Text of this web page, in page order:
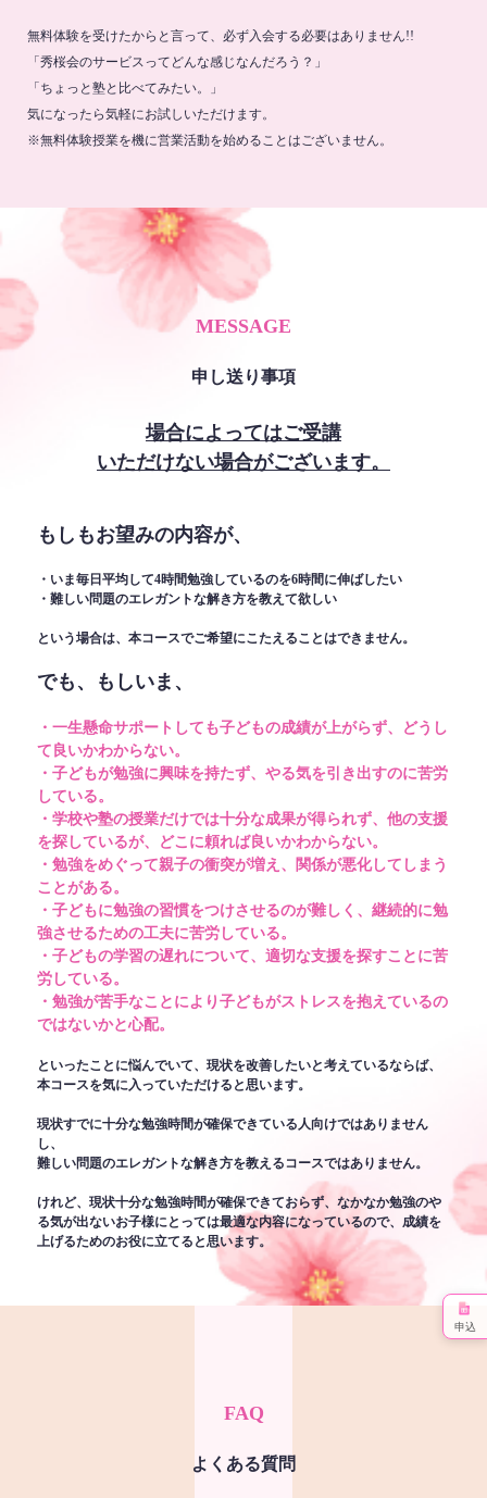
無料体験を受けたからと言って、必ず入会する必要はありません!!
「秀桜会のサービスってどんな感じなんだろう？」
「ちょっと塾と比べてみたい。」
気になったら気軽にお試しいただけます。
※無料体験授業を機に営業活動を始めることはございません。
MESSAGE
申し送り事項
場合によってはご受講
いただけない場合がございます。
もしもお望みの内容が、
・いま毎日平均して4時間勉強しているのを6時間に伸ばしたい
・難しい問題のエレガントな解き方を教えて欲しい
という場合は、本コースでご希望にこたえることはできません。
でも、もしいま、
・一生懸命サポートしても子どもの成績が上がらず、どうし
て良いかわからない。
・子どもが勉強に興味を持たず、やる気を引き出すのに苦労
している。
・学校や塾の授業だけでは十分な成果が得られず、他の支援
を探しているが、どこに頼れば良いかわからない。
・勉強をめぐって親子の衝突が増え、関係が悪化してしまう
ことがある。
・子どもに勉強の習慣をつけさせるのが難しく、継続的に勉
強させるための工夫に苦労している。
・子どもの学習の遅れについて、適切な支援を探すことに苦
労している。
・勉強が苦手なことにより子どもがストレスを抱えているの
ではないかと心配。
といったことに悩んでいて、現状を改善したいと考えているならば、
本コースを気に入っていただけると思います。
現状すでに十分な勉強時間が確保できている人向けではありません
し、
難しい問題のエレガントな解き方を教えるコースではありません。
けれど、現状十分な勉強時間が確保できておらず、なかなか勉強のや
る気が出ないお子様にとっては最適な内容になっているので、成績を
上げるためのお役に立てると思います。
FAQ
よくある質問
申込